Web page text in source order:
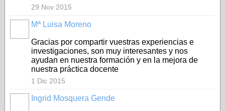
29 Nov 2015
Mª Luisa Moreno
Gracias por compartir vuestras experiencias e
investigaciones, son muy interesantes y nos
ayudan en nuestra formación y en la mejora de
nuestra práctica docente
1 Dic 2015
Ingrid Mosquera Gende